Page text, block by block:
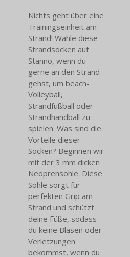
Nichts geht über eine
Trainingseinheit am
Strand! Wähle diese
Strandsocken auf
Stanno, wenn du
gerne an den Strand
gehst, um beach-
Volleyball,
Strandfußball oder
Strandhandball zu
spielen. Was sind die
Vorteile dieser
Socken? Beginnen wir
mit der 3 mm dicken
Neoprensohle. Diese
Sohle sorgt für
perfekten Grip am
Strand und schützt
deine Füße, sodass
du keine Blasen oder
Verletzungen
bekommst, wenn du